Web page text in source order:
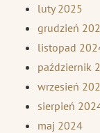
luty 2025
grudzień
listopad
październik
wrzesień
sierpień
maj 2024